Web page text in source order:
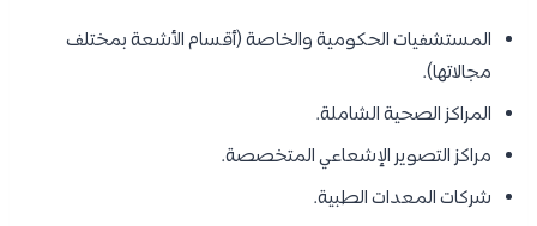
المستشفيات الحكومية والخاصة (أقسام الأشعة بمختلف
مجالاتها).
المراكز الصحية الشاملة.
مراكز التصوير الإشعاعي المتخصصة.
شركات المعدات الطبية.